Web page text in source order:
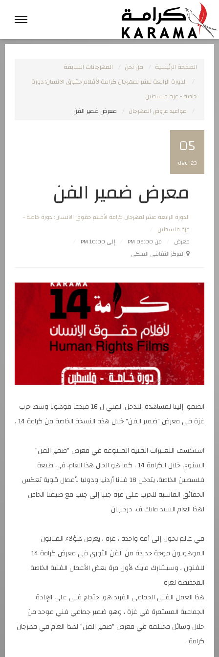
الصفحة الرئيسية من نحن
المهرجانات السابقة
الدورة الرابعة عشر لمهرجان كرامة لأفلام حقوق الانسان: دورة
خاصة - غزة فلسطين
مواعيد عروض المهرجان
معرض ضمير الفن
05
dec '23
معرض ضمير الفن
الدورة الرابعة عشر لمهرجان كرامة لأفلام حقوق الانسان: دورة خاصة -
غزة فلسطين
معرض
من 06:00 PM
إلى 10:00 PM
المركز الثقافي الملكي
انضموا إلينا لمشاهدة التدخل الفني ل 16 مبدعا موهوبا وسط حرب
غزة في معرض "ضمير الفن" خلال هذه النسخة الخاصة من كرامة 14 .
استكشف التعبيرات الفنية المتنوعة في معرض "ضمير الفن"
السنوي خلال الكرامة 14 . كما هو الحال هذا العام، في طبعة
فلسطين الخاصة، يتدخل 18 فنانا أردنيا ودوليا بأعمال قوية تعكس
الحقائق القاسية للحرب على غزة جنبا إلى جنب مع ضيفنا الخاص
لهذا العام السيد مايك ف. درديريان
في عالم تحول إلى أمة واحدة ، غزة ، يعرض هؤلاء الفنانون
الموهوبون موجة جديدة من الفن الثوري في معرض كرامة 14
للفنون ، وسيشارك مايك لأول مرة بعض الأعمال الفنية الخاصة
المخصصة لغزة.
هذا العمل الفني الجماعي الفريد هو احتجاج فني على الإبادة
الجماعية المستمرة في غزة ، وهو ضمير جماعي فني موحد من
خلال وسائل مختلفة في معرض "ضمير الفن" لهذا العام في مهرجان
كرامة .